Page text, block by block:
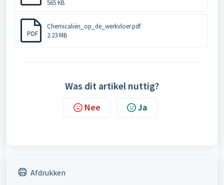
565 KB
PDF
Chemicaliën_op_de_werkvloer.pdf
2.23 MB
Was dit artikel nuttig?
Nee Ja
Afdrukken